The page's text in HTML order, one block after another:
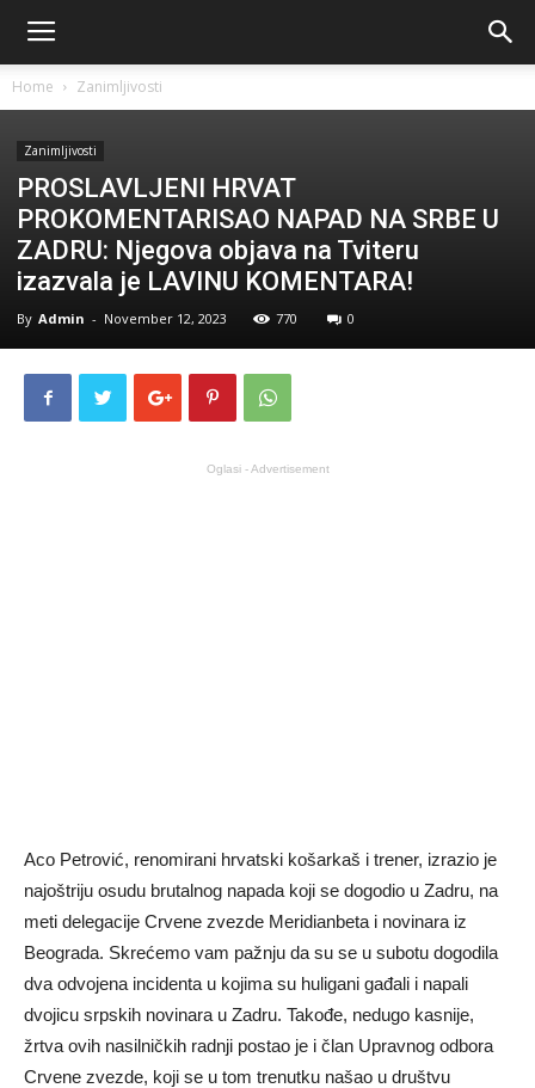
Home Zanimljivosti
Zanimljivosti
PROSLAVLJENI HRVAT
PROKOMENTARISAO NAPAD NA SRBE U
ZADRU: Njegova objava na Tviteru
izazvala je LAVINU KOMENTARA!
By Admin - November 12, 2023 770 0
Oglasi - Advertisement
Aco Petrović, renomirani hrvatski košarkaš i trener, izrazio je
najoštriju osudu brutalnog napada koji se dogodio u Zadru, na
meti delegacije Crvene zvezde Meridianbeta i novinara iz
Beograda. Skrećemo vam pažnju da su se u subotu dogodila
dva odvojena incidenta u kojima su huligani gađali i napali
dvojicu srpskih novinara u Zadru. Takođe, nedugo kasnije,
žrtva ovih nasilničkih radnji postao je i član Upravnog odbora
Crvene zvezde, koji se u tom trenutku našao u društvu